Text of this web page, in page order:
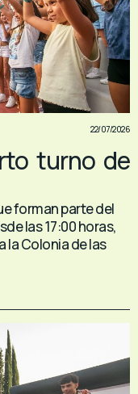
22/07/2026
turno de
forman parte del
las 17:00 horas,
la Colonia de las